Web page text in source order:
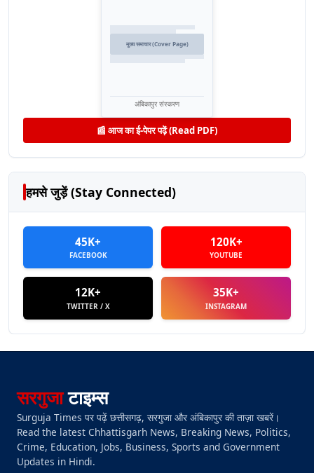
मुख्य समाचार (Cover Page)
अंबिकापुर संस्करण
📰 आज का ई-पेपर पढ़ें (Read PDF)
हमसे जुड़ें (Stay Connected)
45K+
FACEBOOK
120K+
YOUTUBE
12K+
TWITTER / X
35K+
INSTAGRAM
सरगुजाटाइम्स
Surguja Times पर पढ़ें छत्तीसगढ़, सरगुजा और अंबिकापुर की ताज़ा खबरें।
Read the latest Chhattisgarh News, Breaking News, Politics,
Crime, Education, Jobs, Business, Sports and Government
Updates in Hindi.